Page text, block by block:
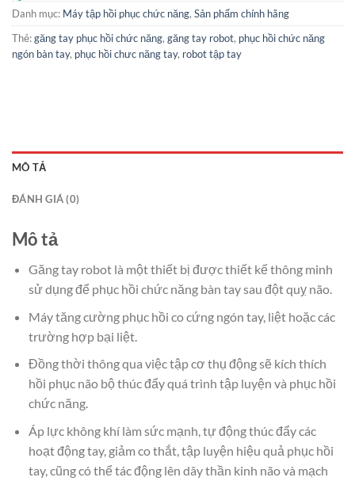
Danh mục: Máy tập hồi phục chức năng, Sản phẩm chính hãng
Thẻ:găng tay phục hồi chức năng, găng tay robot, phục hồi chức năng
ngón bàn tay, phục hồi chưc năng tay, robot tập tay
MÔ TẢ
ĐÁNH GIÁ (0)
Mô tả
Găng tay robot là một thiết bị được thiết kế thông minh
sử dụng để phục hồi chức năng bàn tay sau đột quỵ não.
Máy tăng cường phục hồi co cứng ngón tay, liệt hoặc các
trường hợp bại liệt.
Đồng thời thông qua việc tập cơ thụ động sẽ kích thích
hồi phục não bộ thúc đẩy quá trình tập luyện và phục hồi
chức năng.
Áp lực không khí làm sức mạnh, tự động thúc đẩy các
hoạt động tay, giảm co thắt, tập luyện hiệu quả phục hồi
tay, cũng có thể tác động lên dây thần kinh não và mạch